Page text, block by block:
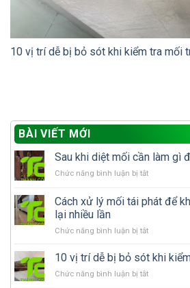
10 vị trí dễ bị bỏ sót khi kiểm tra mối
BÀI VIẾT MỚI
Sau khi diệt mối cần làm gì
Chức năng bình luận bị tắtở
khi
diệt
cần
gì
tránh
Cách xử lý mối tái phát để
lại nhiều lần
Chức năng bình luận bị tắtở
xử
mối
10 vị trí dễ bị bỏ sót khi
Chức năng bình luận bị tắtở